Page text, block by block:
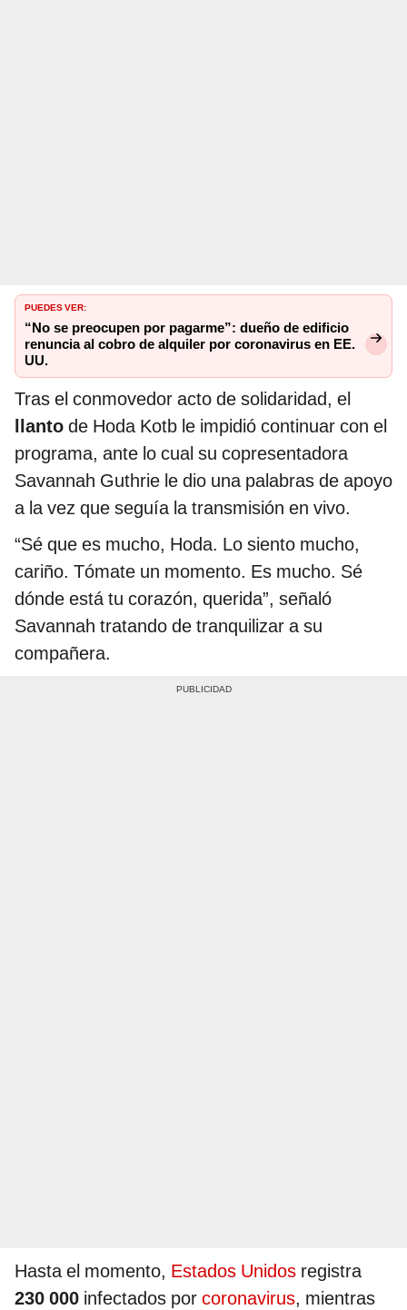
PUEDES VER:
“No se preocupen por pagarme”: dueño de edificio
renuncia al cobro de alquiler por coronavirus en EE.
UU.
Tras el conmovedor acto de solidaridad, el
llanto de Hoda Kotb le impidió continuar con el
programa, ante lo cual su copresentadora
Savannah Guthrie le dio una palabras de apoyo
a la vez que seguía la transmisión en vivo.
“Sé que es mucho, Hoda. Lo siento mucho,
cariño. Tómate un momento. Es mucho. Sé
dónde está tu corazón, querida”, señaló
Savannah tratando de tranquilizar a su
compañera.
Hasta el momento, Estados Unidos registra
230 000 infectados por coronavirus, mientras